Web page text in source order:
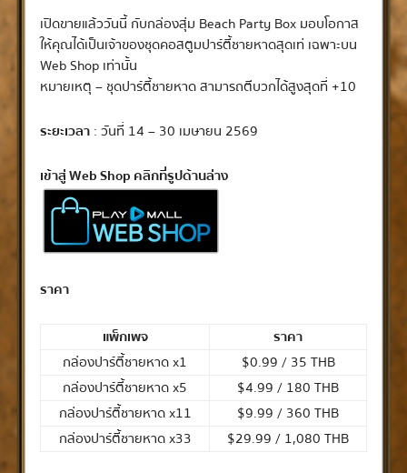
เปิดขายแล้ววันนี้ กับกล่องสุ่ม Beach Party Box มอบโอกาส
ให้คุณได้เป็นเจ้าของชุดคอสตูมปาร์ตี้ชายหาดสุดเท่ เฉพาะบน
Web Shop เท่านั้น
หมายเหตุ – ชุดปาร์ตี้ชายหาด สามารถตีบวกได้สูงสุดที่ +10
ระยะเวลา : วันที่ 14 – 30 เมษายน 2569
เข้าสู่ Web Shop คลิกที่รูปด้านล่าง
ราคา
แพ็กเพจ
ราคา
กล่องปาร์ตี้ชายหาด x1
$0.99 / 35 THB
กล่องปาร์ตี้ชายหาด x5
$4.99 / 180 THB
กล่องปาร์ตี้ชายหาด x11
$9.99 / 360 THB
กล่องปาร์ตี้ชายหาด x33
$29.99 / 1,080 THB